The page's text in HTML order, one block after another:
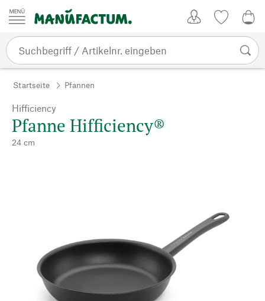
Zum Inhalt springen
Startseite Pfannen
Hifficiency
Pfanne Hifficiency®
24 cm